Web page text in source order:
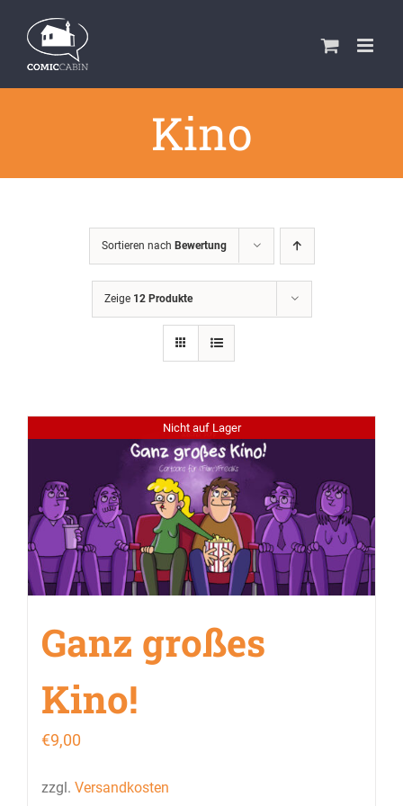
Inhalt
springen
Kino
Sortieren nach Bewertung
Zeige 12 Produkte
Nicht auf Lager
Ganz großes
Kino!
€9,00
zzgl. Versandkosten